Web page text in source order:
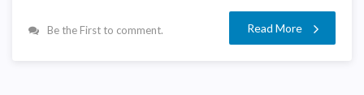
Be the First to comment. Read More